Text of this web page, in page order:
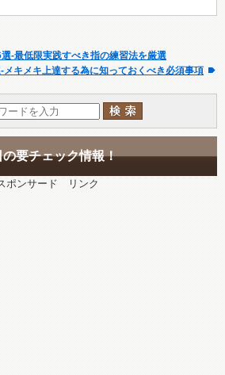
-最低限実践すべき指の練習法を厳選
メキメキ上達する為に知っておくべき必須事項
の要チェック情報！
ポンサード リンク